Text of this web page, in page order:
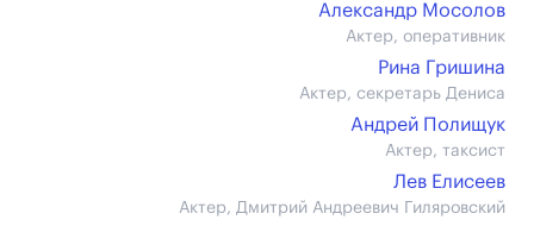
Александр Мосолов
Актер, оперативник
Рина Гришина
Актер, секретарь Дениса
Андрей Полищук
Актер, таксист
Лев Елисеев
Актер, Дмитрий Андреевич Гиляровский